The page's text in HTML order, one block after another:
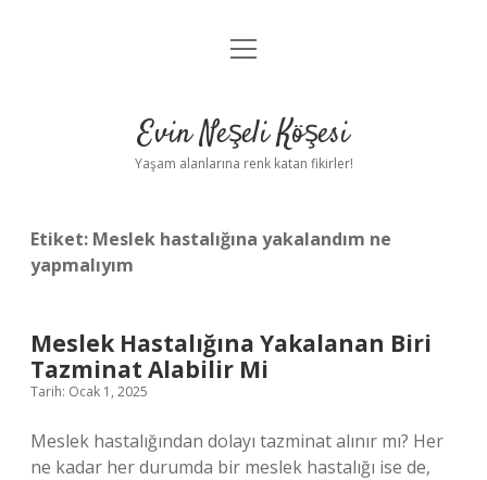
Anasayfa
Yasal Uyarı
menüyü
Evin Neşeli Köşesi
Yaşam alanlarına renk katan fikirler!
Etiket: Meslek hastalığına yakalandım ne
yapmalıyım
Meslek Hastalığına Yakalanan Biri
Tazminat Alabilir Mi
Tarih: Ocak 1, 2025
Meslek hastalığından dolayı tazminat alınır mı? Her
ne kadar her durumda bir meslek hastalığı ise de,